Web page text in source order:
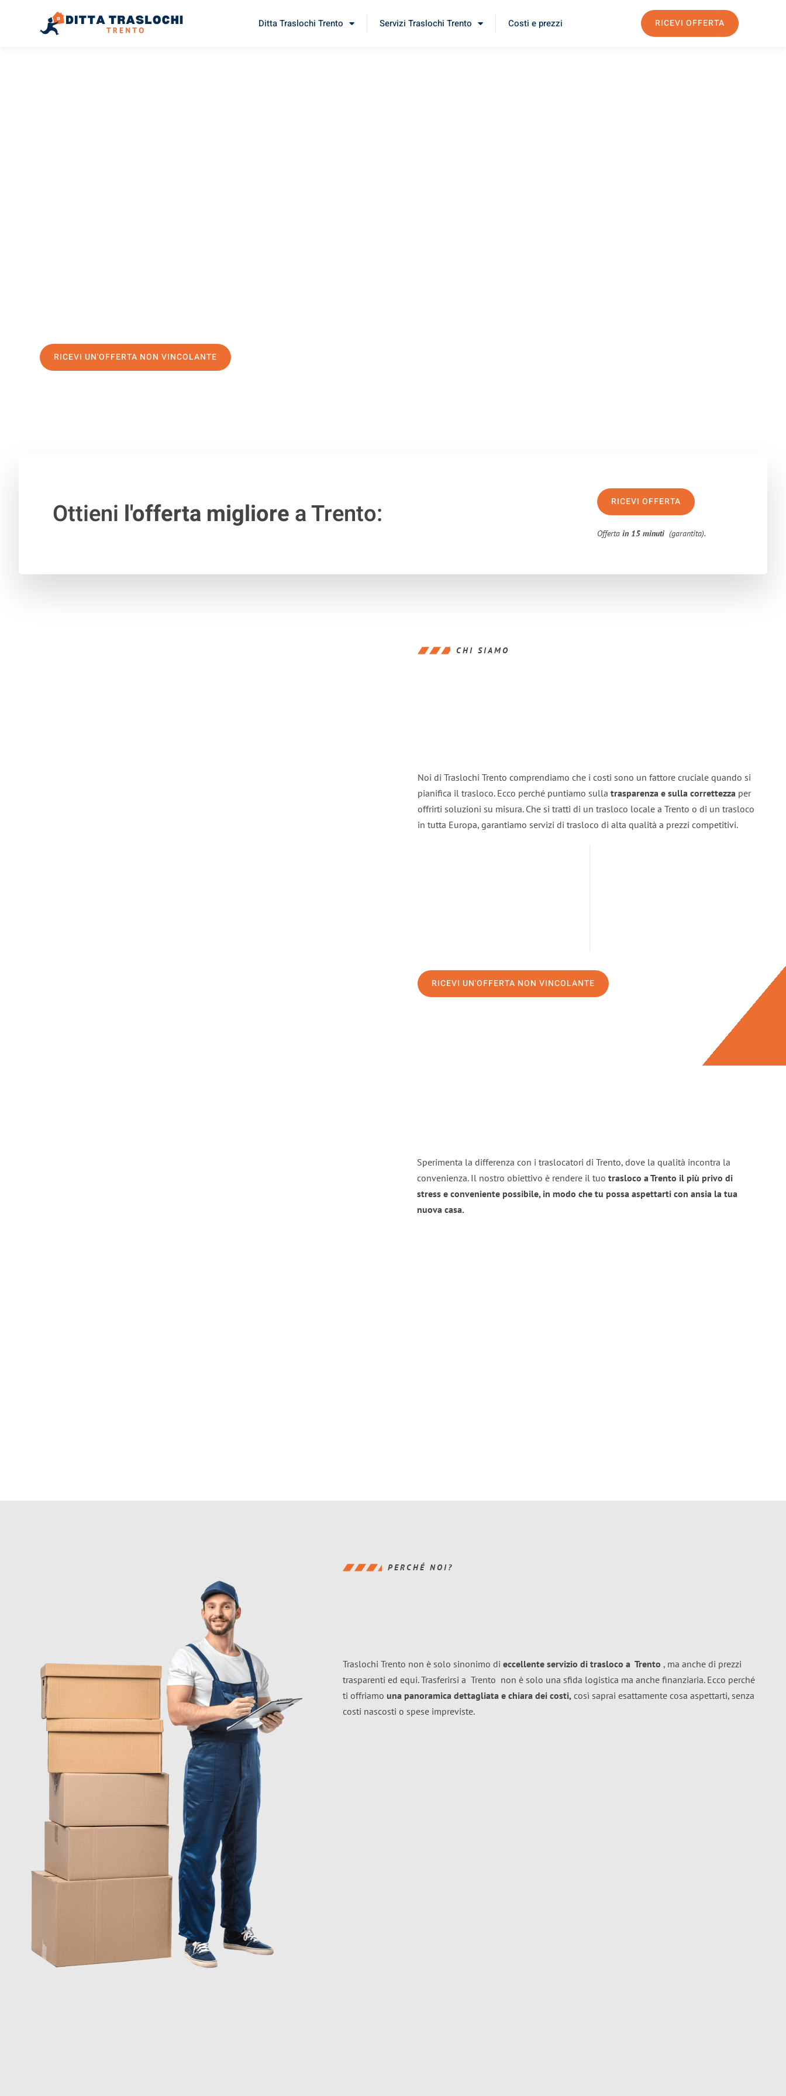
Ditta Traslochi Trento Servizi Traslochi Trento Costi e prezzi RICEVI OFFERTA
RICEVI UN'OFFERTA NON VINCOLANTE
Ottieni l'offerta migliorea Trento: RICEVI OFFERTA
Offertain 15 minuti (garantita).
CHI SIAMO
Noi di Traslochi Trento comprendiamo che i costi sono un fattore cruciale quando si
pianifica il trasloco. Ecco perché puntiamo sulla trasparenza e sulla correttezza per
offrirti soluzioni su misura. Che si tratti di un trasloco locale a Trento o di un trasloco
in tutta Europa, garantiamo servizi di trasloco di alta qualità a prezzi competitivi.
RICEVI UN'OFFERTA NON VINCOLANTE
Sperimenta la differenza con i traslocatori di Trento, dove la qualità incontra la
convenienza. Il nostro obiettivo è rendere il tuo trasloco a Trento il più privo di
stress e conveniente possibile, in modo che tu possa aspettarti con ansia la tua
nuova casa.
PERCHÉ NOI?
Traslochi Trento non è solo sinonimo di eccellente servizio di trasloco a Trento , ma anche di prezzi
trasparenti ed equi. Trasferirsi a Trento non è solo una sfida logistica ma anche finanziaria. Ecco perché
ti offriamo una panoramica dettagliata e chiara dei costi, così saprai esattamente cosa aspettarti, senza
costi nascosti o spese impreviste.